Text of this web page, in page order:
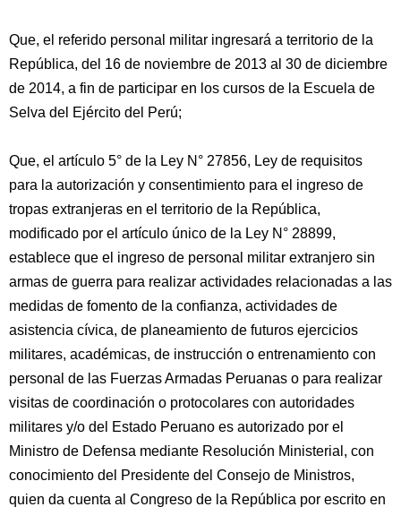
Que, el referido personal militar ingresará a territorio de la
República, del 16 de noviembre de 2013 al 30 de diciembre
de 2014, a fin de participar en los cursos de la Escuela de
Selva del Ejército del Perú;
Que, el artículo 5° de la Ley N° 27856, Ley de requisitos
para la autorización y consentimiento para el ingreso de
tropas extranjeras en el territorio de la República,
modificado por el artículo único de la Ley N° 28899,
establece que el ingreso de personal militar extranjero sin
armas de guerra para realizar actividades relacionadas a las
medidas de fomento de la confianza, actividades de
asistencia cívica, de planeamiento de futuros ejercicios
militares, académicas, de instrucción o entrenamiento con
personal de las Fuerzas Armadas Peruanas o para realizar
visitas de coordinación o protocolares con autoridades
militares y/o del Estado Peruano es autorizado por el
Ministro de Defensa mediante Resolución Ministerial, con
conocimiento del Presidente del Consejo de Ministros,
quien da cuenta al Congreso de la República por escrito en